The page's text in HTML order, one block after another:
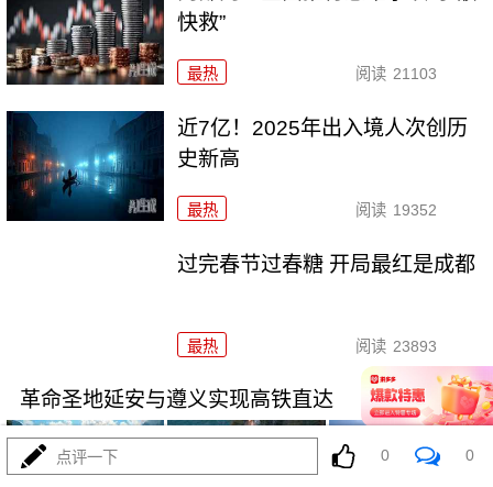
快救”
最热 阅读 21103
近7亿！2025年出入境人次创历
史新高
最热 阅读 19352
过完春节过春糖 开局最红是成都
最热 阅读 23893
革命圣地延安与遵义实现高铁直达
点评一下 0 0